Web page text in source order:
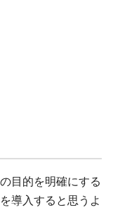
目的を明確にする
導入すると思うよ